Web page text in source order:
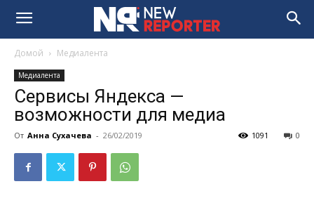
Домой Медиалента
Медиалента
Cервисы Яндекса —
возможности для медиа
От Анна Сухачева - 26/02/2019 0
1091